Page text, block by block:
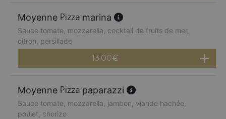
Moyenne marina
Sauce tomate, mozzarella, cocktail de fruits de mer,
citron, persillade
13.00€
Moyenne paparazzi
Sauce tomate, mozzarella, jambon, viande hachée,
poulet, chorizo